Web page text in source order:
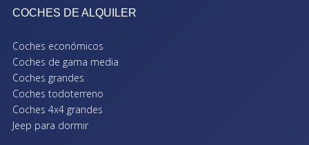
COCHES DE ALQUILER
Coches económicos
Coches de gama media
Coches grandes
Coches todoterreno
Coches 4x4 grandes
Jeep para dormir